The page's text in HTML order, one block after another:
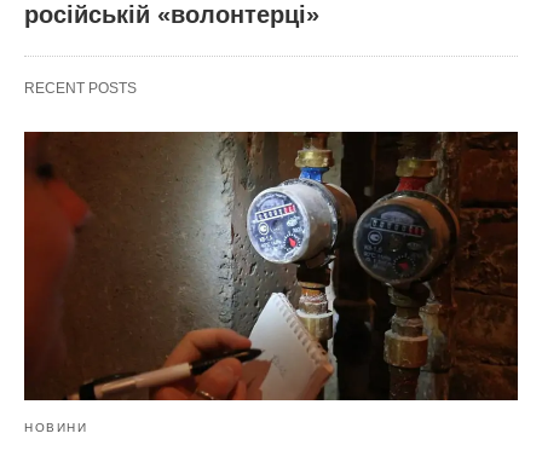
російській «волонтерці»
RECENT POSTS
НОВИНИ